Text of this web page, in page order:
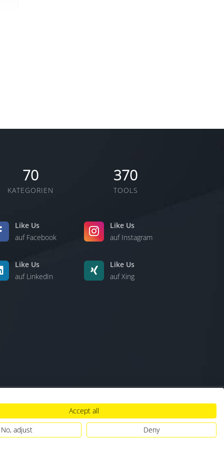
70
KATEGORIEN
370
TOOLS
Like Us
auf Facebook
Like Us
auf Instagram
Like Us
auf LinkedIn
Like Us
auf Xing
Hinweisgebersystem
Accept all
No, adjust
Deny